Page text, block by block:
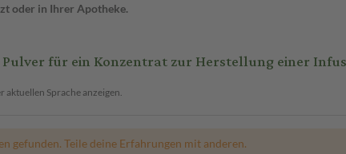
oder in Ihrer Apotheke.
für ein Konzentrat zur Herstellung einer
aktuellen Sprache anzeigen.
gefunden. Teile deine Erfahrungen mit anderen.